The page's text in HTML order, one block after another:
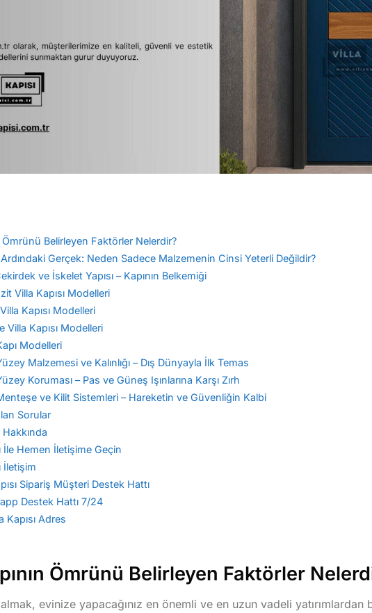
Ömrünü Belirleyen Faktörler Nelerdir?
Gerçek: Neden Sadece Malzemenin Cinsi Yeterli Değildir?
ve İskelet Yapısı – Kapının Belkemiği
Villa Kapısı Modelleri
Kapısı Modelleri
Villa Kapısı Modelleri
Modelleri
Malzemesi ve Kalınlığı – Dış Dünyayla İlk Temas
Koruması – Pas ve Güneş Işınlarına Karşı Zırh
ve Kilit Sistemleri – Hareketin ve Güvenliğin Kalbi
Sorular
Hakkında
İle Hemen İletişime Geçin
İletişim
Sipariş Müşteri Destek Hattı
Destek Hattı 7/24
Kapısı Adres
Ömrünü Belirleyen Faktörler
almak, evinize yapacağınız en önemli ve en uzun vadeli